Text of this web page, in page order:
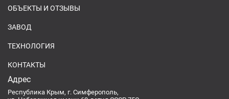
ОБЪЕКТЫ И ОТЗЫВЫ
ЗАВОД
ТЕХНОЛОГИЯ
КОНТАКТЫ
Адрес
Республика Крым, г. Симферополь,